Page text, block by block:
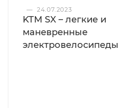
— 24.07.2023
KTM SX – легкие и
маневренные
электровелосипеды